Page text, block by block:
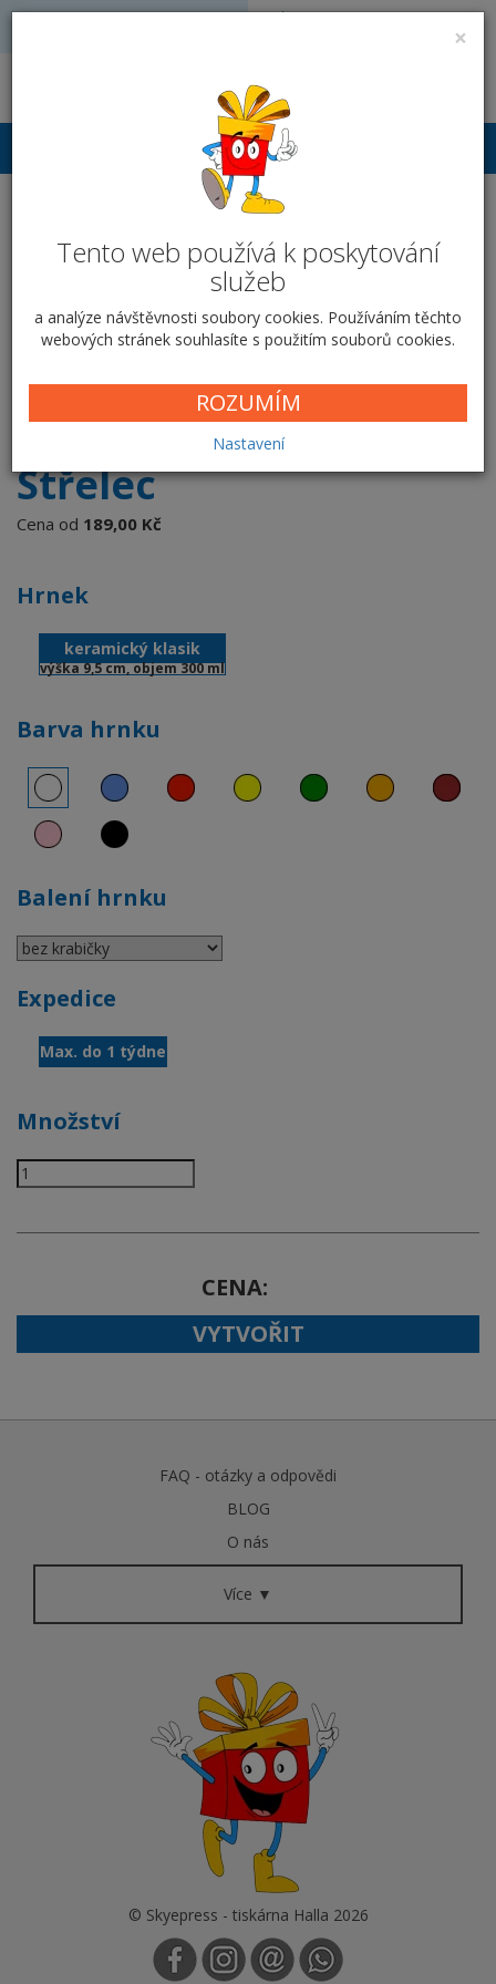
×
Tento web používá k poskytování
služeb
a analýze návštěvnosti soubory cookies. Používáním těchto
webových stránek souhlasíte s použitím souborů cookies.
ROZUMÍM
Nastavení
Volejte: 728 051 909
Přihlášení
Hrnek keramický 300 ml -
Střelec
Střelec
Cena od 189,00 Kč
Hrnek
keramický klasik
výška 9,5 cm, objem 300 ml
Barva hrnku
Balení hrnku
Expedice
Max. do 1 týdne
Množství
CENA
VYTVOŘIT
FAQ - otázky a odpovědi
BLOG
O nás
Více ▼
© Skyepress - tiskárna Halla 2026